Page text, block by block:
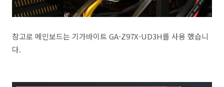
참고로 메인보드는 기가바이트 GA-Z97X-UD3H를 사용 했습니
다.